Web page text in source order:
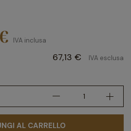
IVA inclusa
67,13 € IVA esclusa
AL CARRELLO